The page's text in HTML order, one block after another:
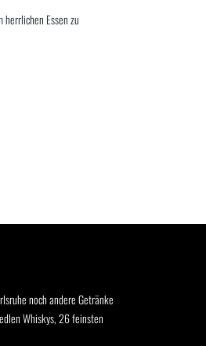
Essen zu
noch andere Getränke
Whiskys, 26 feinsten